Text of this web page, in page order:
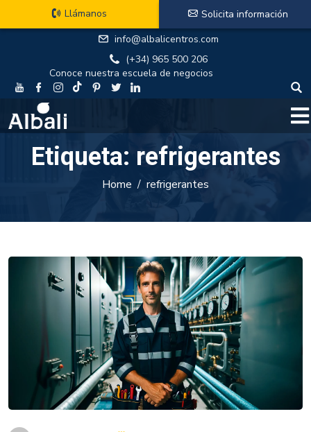
info@albalicentros.com
(+34) 965 500 206
Conoce nuestra escuela de negocios
Llámanos Solicita información
Etiqueta: refrigerantes
Home refrigerantes